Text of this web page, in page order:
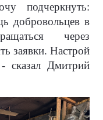
подчеркнуть:
добровольцев в
через
заявки. Настрой
сказал Дмитрий